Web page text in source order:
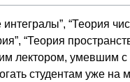
“Теория
“Теория
лектором, умевшим с
студентам уже